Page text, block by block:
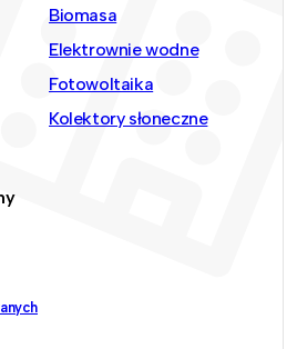
Biomasa
Elektrownie wodne
Fotowoltaika
Kolektory słoneczne